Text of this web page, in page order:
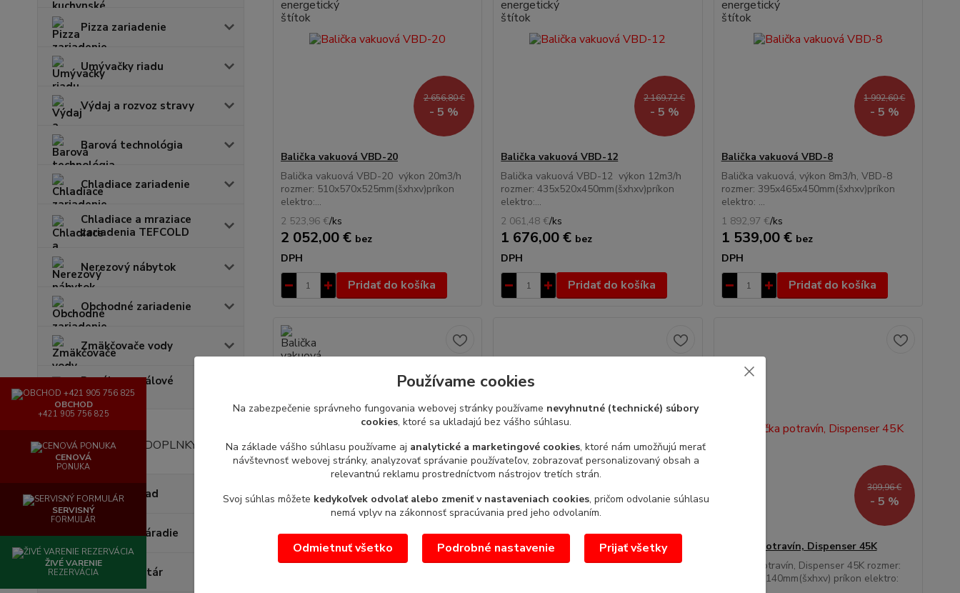
Pizza zariadenie
Umývačky riadu
Výdaj a rozvoz stravy
Barová technológia
Chladiace zariadenie
Chladiace a mraziace
zariadenia TEFCOLD
Nerezový nábytok
Obchodné zariadenie
Zmäkčovače vody
Regály - regálové
systémy
INVENTÁR, DOPLNKY
Kuchynský riad
Kuchynské náradie
Stolový inventár
2 656,80 €
- 5 %
Balička vakuová VBD-20
Balička vakuová VBD-20 výkon 20m3/h
rozmer: 510x570x525mm(šxhxv)príkon
elektro:...
2 523,96 €/ks
2 052,00 € bez
DPH
Pridať do košíka
2 169,72 €
- 5 %
Balička vakuová VBD-12
Balička vakuová VBD-12 výkon 12m3/h
rozmer: 435x520x450mm(šxhxv)príkon
elektro:...
2 061,48 €/ks
1 676,00 € bez
DPH
Pridať do košíka
1 992,60 €
- 5 %
Balička vakuová VBD-8
Balička vakuová, výkon 8m3/h, VBD-8
rozmer: 395x465x450mm(šxhxv)príkon
elektro: ...
1 892,97 €/ks
1 539,00 € bez
DPH
Pridať do košíka
- 5 %
Balička vakuová VBD-6
Balička vakuová, výkon 6m3/h, VBD-6
Matrica 1D (DF 10)
Matrica 1 dielna (DF 10) Matrica pre
309,96 €
- 5 %
Balička potravín, Dispenser 45K
Balička potravín, Dispenser 45K rozmer:
485x600x140mm(šxhxv) príkon elektro:
OBCHOD
+421 905 756 825
CENOVÁ
PONUKA
SERVISNÝ
FORMULÁR
ŽIVÉ VARENIE
REZERVÁCIA
Používame cookies
Na zabezpečenie správneho fungovania webovej stránky používame nevyhnutné (technické) súbory
cookies, ktoré sa ukladajú bez vášho súhlasu.
Na základe vášho súhlasu používame aj analytické a marketingové cookies, ktoré nám umožňujú merať
návštevnosť webovej stránky, analyzovať správanie používateľov, zobrazovať personalizovaný obsah a
relevantnú reklamu prostredníctvom nástrojov tretích strán.
Svoj súhlas môžete kedykoľvek odvolať alebo zmeniť v nastaveniach cookies, pričom odvolanie súhlasu
nemá vplyv na zákonnosť spracúvania pred jeho odvolaním.
Odmietnuť všetko Podrobné nastavenie Prijať všetky